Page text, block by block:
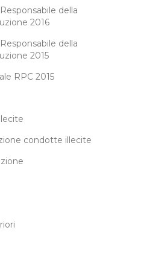
della
2016
della
2015
RPC 2015
condotte illecite